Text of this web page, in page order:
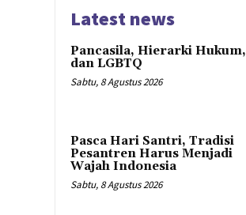
Latest news
Pancasila, Hierarki Hukum,
dan LGBTQ
Sabtu, 8 Agustus 2026
Pasca Hari Santri, Tradisi
Pesantren Harus Menjadi
Wajah Indonesia
Sabtu, 8 Agustus 2026